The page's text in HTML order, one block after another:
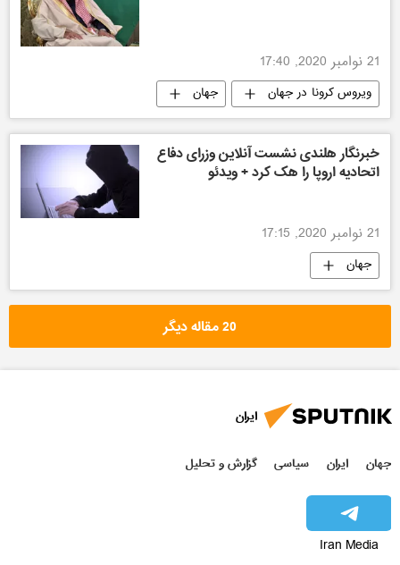
21 نوامبر 2020, 17:40
ویروس کرونا در جهان
جهان
اقتصادی
خبرنگار هلندی نشست آنلاین وزرای دفاع
اتحادیه اروپا را هک کرد + ویدئو
21 نوامبر 2020, 17:15
جهان
20 مقاله دیگر
ایران
جهان ایران سیاسی گزارش و تحلیل
Iran Media